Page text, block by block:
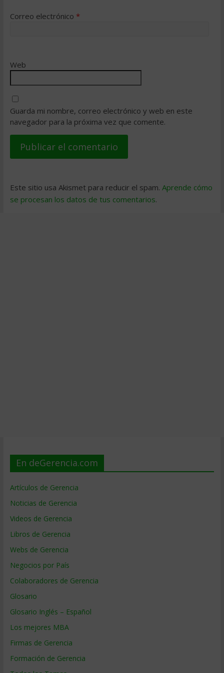
Correo electrónico *
Web
Guarda mi nombre, correo electrónico y web en este
navegador para la próxima vez que comente.
Este sitio usa Akismet para reducir el spam. Aprende cómo
se procesan los datos de tus comentarios.
En deGerencia.com
Artículos de Gerencia
Noticias de Gerencia
Videos de Gerencia
Libros de Gerencia
Webs de Gerencia
Negocios por País
Colaboradores de Gerencia
Glosario
Glosario Inglés – Español
Los mejores MBA
Firmas de Gerencia
Formación de Gerencia